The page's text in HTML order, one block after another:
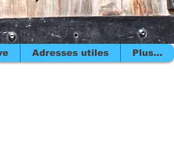
Adresses utiles Plus...